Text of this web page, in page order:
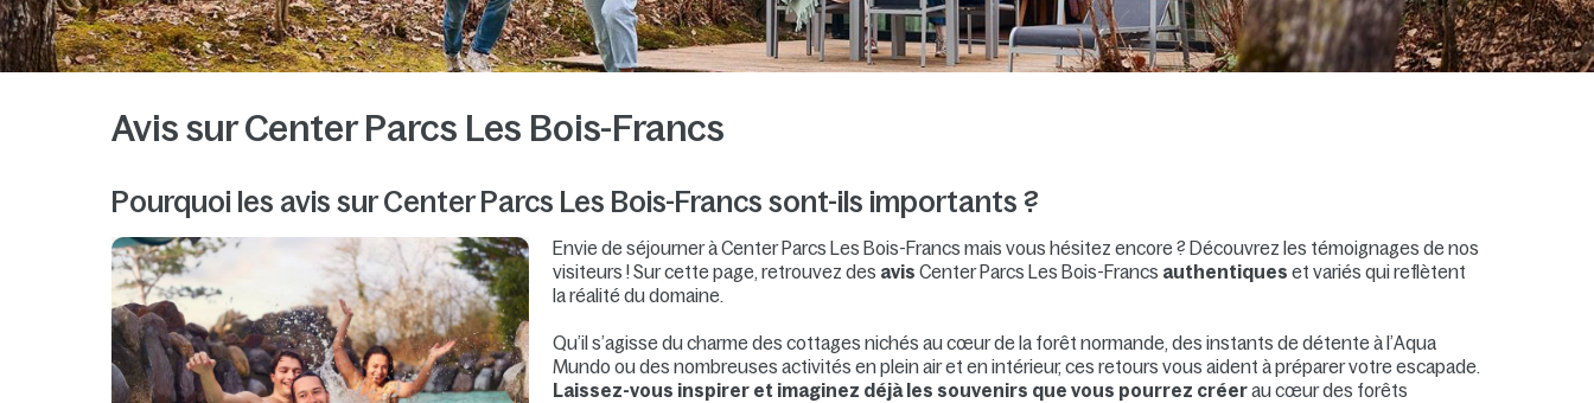
Avis sur Center Parcs Les Bois-Francs
Pourquoi les avis sur Center Parcs Les Bois-Francs sont-ils importants ?
Envie de séjourner à Center Parcs Les Bois-Francs mais vous hésitez encore ? Découvrez les témoignages de nos
visiteurs ! Sur cette page, retrouvez des avis Center Parcs Les Bois-Francs authentiques et variés qui reflètent
la réalité du domaine.
Qu’il s’agisse du charme des cottages nichés au cœur de la forêt normande, des instants de détente à l’Aqua
Mundo ou des nombreuses activités en plein air et en intérieur, ces retours vous aident à préparer votre escapade.
Laissez-vous inspirer et imaginez déjà les souvenirs que vous pourrez créerau cœur des forêts